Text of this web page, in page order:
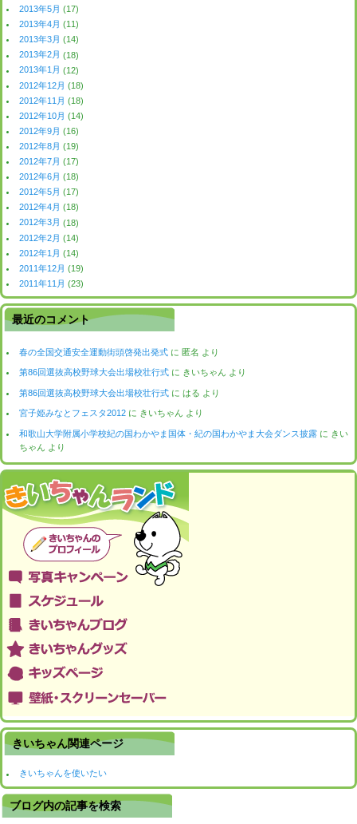
2013年5月 (17)
2013年4月 (11)
2013年3月 (14)
2013年2月 (18)
2013年1月 (12)
2012年12月 (18)
2012年11月 (18)
2012年10月 (14)
2012年9月 (16)
2012年8月 (19)
2012年7月 (17)
2012年6月 (18)
2012年5月 (17)
2012年4月 (18)
2012年3月 (18)
2012年2月 (14)
2012年1月 (14)
2011年12月 (19)
2011年11月 (23)
最近のコメント
春の全国交通安全運動街頭啓発出発式 に匿名 より
第86回選抜高校野球大会出場校壮行式 に きいちゃん より
第86回選抜高校野球大会出場校壮行式 にはる より
宮子姫みなとフェスタ2012 に きいちゃん より
和歌山大学附属小学校紀の国わかやま国体・紀の国わかやま大会ダンス披露 に きい
ちゃん より
きいちゃん関連ページ
きいちゃんを使いたい
ブログ内の記事を検索